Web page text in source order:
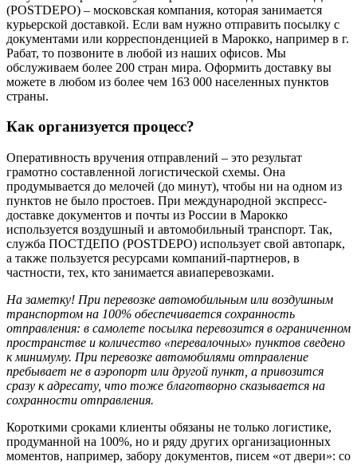
(POSTDEPO) – московская компания, которая занимается
курьерской доставкой. Если вам нужно отправить посылку с
документами или корреспонденцией в Марокко, например в г.
Рабат, то позвоните в любой из наших офисов. Мы
обслуживаем более 200 стран мира. Оформить доставку вы
можете в любом из более чем 163 000 населенных пунктов
страны.
Как организуется процесс?
Оперативность вручения отправлений – это результат
грамотно составленной логистической схемы. Она
продумывается до мелочей (до минут), чтобы ни на одном из
пунктов не было простоев. При международной экспресс-
доставке документов и почты из России в Марокко
используется воздушный и автомобильный транспорт. Так,
служба ПОСТДЕПО (POSTDEPO) использует свой автопарк,
а также пользуется ресурсами компаний-партнеров, в
частности, тех, кто занимается авиаперевозками.
На заметку! При перевозке автомобильным или воздушным
транспортом на 100% обеспечивается сохранность
отправления: в самолете посылка перевозится в ограниченном
пространстве и количество «перевалочных» пунктов сведено
к минимуму. При перевозке автомобилями отправление
пребывает не в аэропорт или другой пункт, а привозится
сразу к адресату, что тоже благотворно сказывается на
сохранности отправления.
Короткими сроками клиенты обязаны не только логистике,
продуманной на 100%, но и ряду других организационных
моментов, например, забору документов, писем «от двери»: со